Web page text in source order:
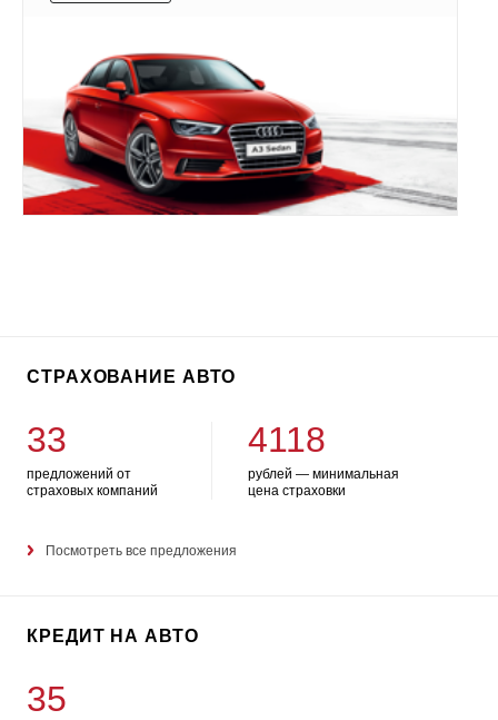
СТРАХОВАНИЕ АВТО
33
предложений от
страховых компаний
4118
рублей — минимальная
цена страховки
Посмотреть все предложения
КРЕДИТ НА АВТО
35